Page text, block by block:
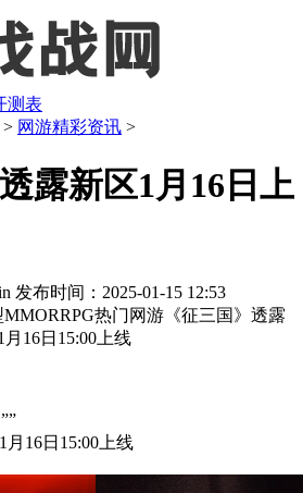
测表
> 网游精彩资讯 >
露新区1月16日上
发布时间：2025-01-15 12:53
热门网游《征三国》透露
月16日15:00上线
月16日15:00上线